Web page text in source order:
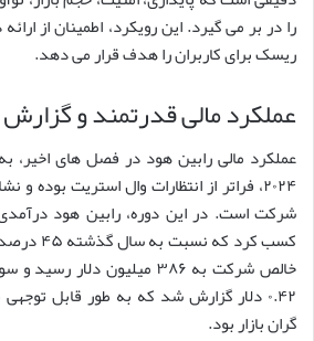
را در بر می گیرد. این رویکرد، اطمینان از
ریسک برای کاربران را هدف قرار می دهد.
عملکرد مالی قدرتمند و
عملکرد مالی رابین هود در فصل های اخیر،
۲۰۲۴، فراتر از انتظارات وال استریت بوده
کسب کرد
۰.۴۲ دلار گزارش شد که به طور قابل
گران بازار بود.